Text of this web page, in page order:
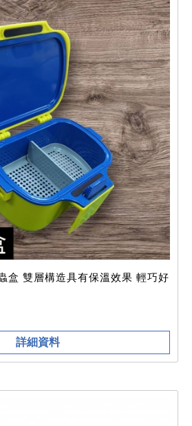
雙層構造具有保溫效果 輕巧好
詳細資料